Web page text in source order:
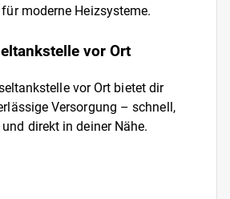
moderne Heizsysteme.
vor Ort
vor Ort bietet dir
Versorgung – schnell,
direkt in deiner Nähe.